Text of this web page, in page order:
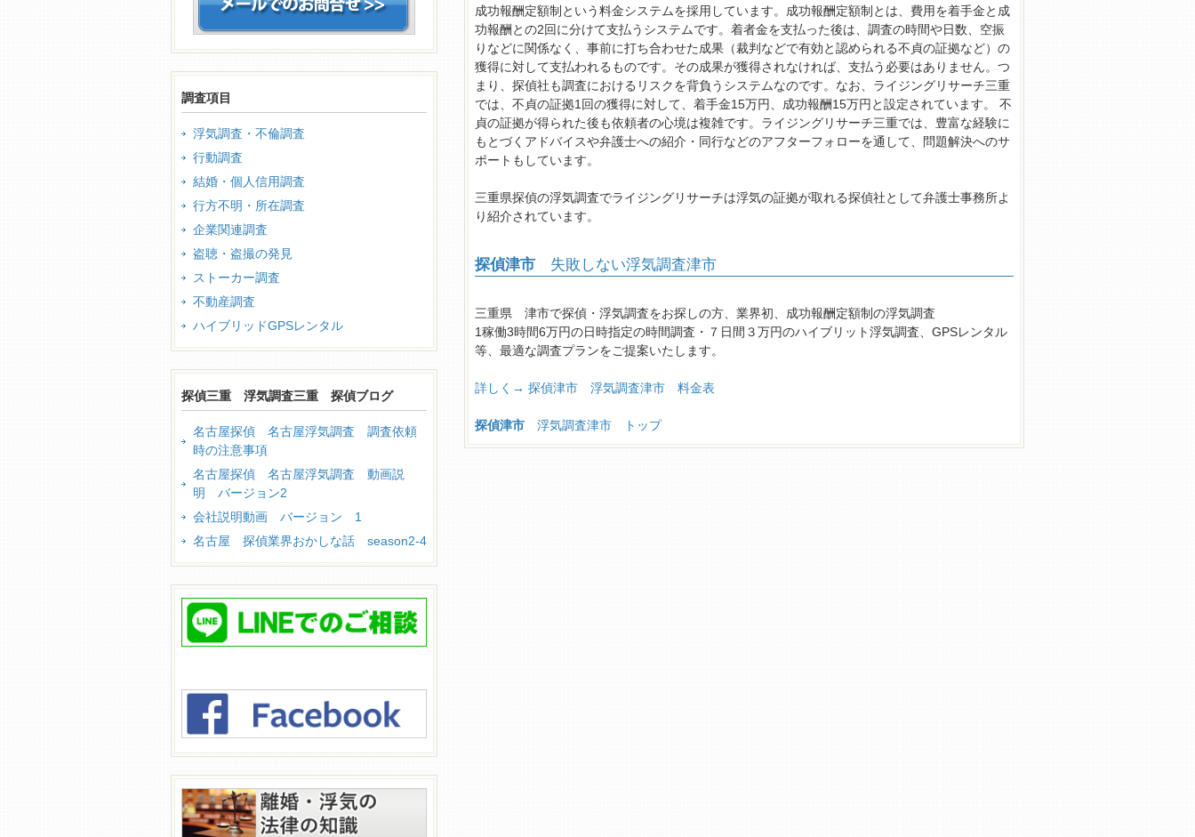
成功報酬定額制という料金システムを採用しています。成功報酬定額制とは、費用を着手金と成
功報酬との2回に分けて支払うシステムです。着者金を支払った後は、調査の時間や日数、空振
りなどに関係なく、事前に打ち合わせた成果（裁判などで有効と認められる不貞の証拠など）の
獲得に対して支払われるものです。その成果が獲得されなければ、支払う必要はありません。つ
まり、探偵社も調査におけるリスクを背負うシステムなのです。なお、ライジングリサーチ三重
では、不貞の証拠1回の獲得に対して、着手金15万円、成功報酬15万円と設定されています。 不
貞の証拠が得られた後も依頼者の心境は複雑です。ライジングリサーチ三重では、豊富な経験に
もとづくアドバイスや弁護士への紹介・同行などのアフターフォローを通して、問題解決へのサ
ポートもしています。
三重県探偵の浮気調査でライジングリサーチは浮気の証拠が取れる探偵社として弁護士事務所よ
り紹介されています。
探偵津市 失敗しない浮気調査津市
三重県 津市で探偵・浮気調査をお探しの方、業界初、成功報酬定額制の浮気調査
1稼働3時間6万円の日時指定の時間調査・７日間３万円のハイブリット浮気調査、GPSレンタル
等、最適な調査プランをご提案いたします。
詳しく→ 探偵津市 浮気調査津市 料金表
探偵津市 浮気調査津市 トップ
調査項目
浮気調査・不倫調査
行動調査
結婚・個人信用調査
行方不明・所在調査
企業関連調査
盗聴・盗撮の発見
ストーカー調査
不動産調査
ハイブリッドGPSレンタル
探偵三重 浮気調査三重 探偵ブログ
名古屋探偵 名古屋浮気調査 調査依頼
時の注意事項
名古屋探偵 名古屋浮気調査 動画説
明 バージョン2
会社説明動画 バージョン 1
名古屋 探偵業界おかしな話 season2-4